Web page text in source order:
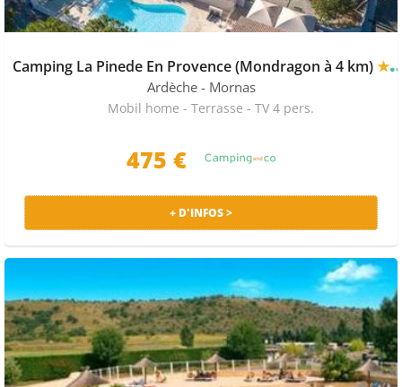
Camping La Pinede En Provence (Mondragon à 4 km)★★★
Ardèche - Mornas
Mobil home - Terrasse - TV 4 pers.
475 €
+ D'INFOS >